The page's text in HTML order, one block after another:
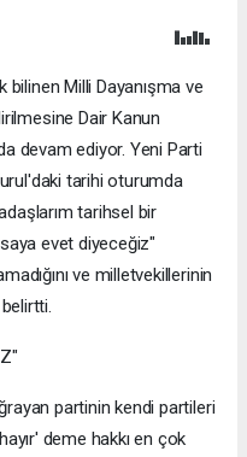
Milli Dayanışma ve
Dair Kanun
devam ediyor. Yeni Parti
tarihi oturumda
tarihsel bir
evet diyeceğiz"
ve milletvekillerinin
partinin kendi partileri
deme hakkı en çok